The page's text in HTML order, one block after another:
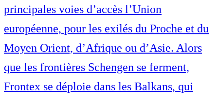
principales voies d’accès l’Union
européenne, pour les exilés du Proche et du
Moyen Orient, d’Afrique ou d’Asie. Alors
que les frontières Schengen se ferment,
Frontex se déploie dans les Balkans, qui